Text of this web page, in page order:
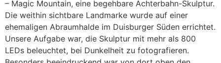
– Magic Mountain, eine begehbare Achterbahn-Skulptur.
Die weithin sichtbare Landmarke wurde auf einer
ehemaligen Abraumhalde im Duisburger Süden errichtet.
Unsere Aufgabe war, die Skulptur mit mehr als 800
LEDs beleuchtet, bei Dunkelheit zu fotografieren.